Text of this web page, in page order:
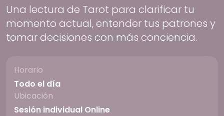
Una lectura de Tarot para clarificar tu
momento actual, entender tus patrones y
tomar decisiones con más conciencia.
Horario
Todo el día
Ubicación
Sesión individual Online